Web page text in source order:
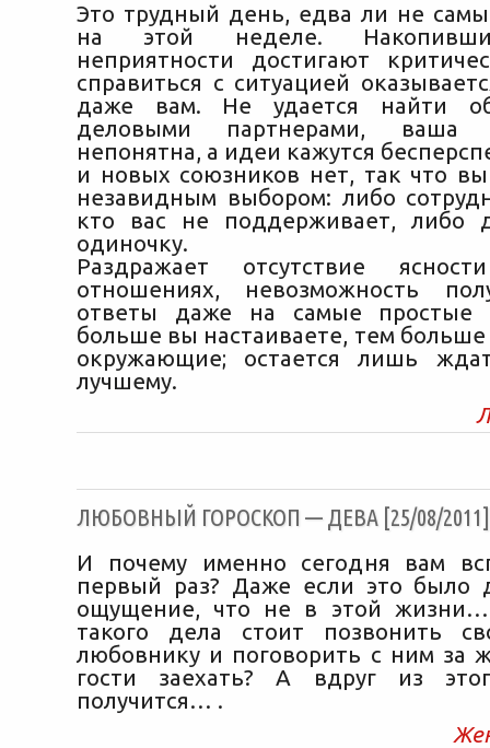
Это трудный день, едва ли не
на этой неделе.
неприятности достигают
справиться с ситуацией
даже вам. Не удается найти
деловыми партнерами, ваша
непонятна, а идеи кажутся
и новых союзников нет, так что
незавидным выбором: либо
кто вас не поддерживает, либо
одиночку.
Раздражает отсутствие
отношениях, невозможность
ответы даже на самые простые
больше вы настаиваете, тем
окружающие; остается лишь
лучшему.
ЛЮБОВНЫЙ ГОРОСКОП — ДЕВА [25/08/2011]
И почему именно сегодня вам
первый раз? Даже если это было
ощущение, что не в этой
такого дела стоит позвонить
любовнику и поговорить с ним за
гости заехать? А вдруг из
получится… .